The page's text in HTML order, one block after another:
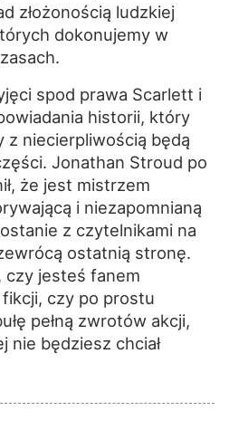
złożonością ludzkiej
dokonujemy w
spod prawa Scarlett i
historii, który
z niecierpliwością będą
Jonathan Stroud po
że jest mistrzem
i niezapomnianą
z czytelnikami na
ostatnią stronę.
czy jesteś fanem
czy po prostu
pełną zwrotów akcji,
nie będziesz chciał